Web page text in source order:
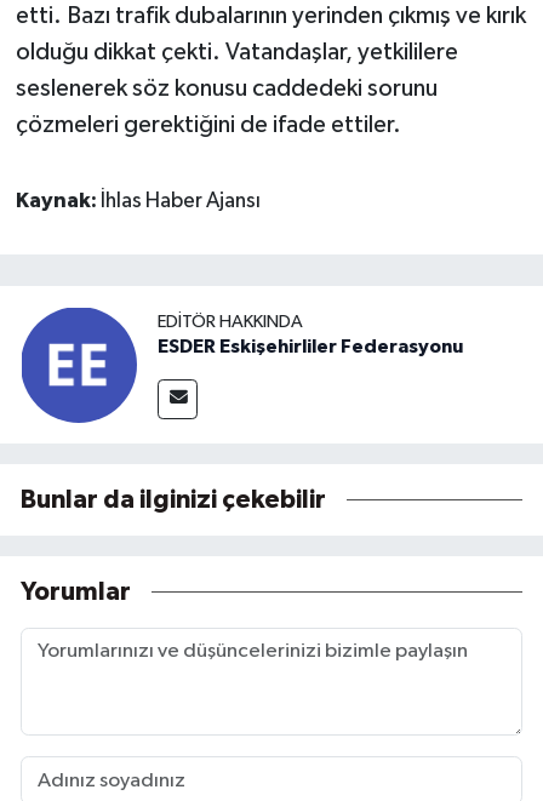
etti. Bazı trafik dubalarının yerinden çıkmış ve kırık
olduğu dikkat çekti. Vatandaşlar, yetkililere
seslenerek söz konusu caddedeki sorunu
çözmeleri gerektiğini de ifade ettiler.
Kaynak: İhlas Haber Ajansı
EDITÖR HAKKINDA
ESDER Eskişehirliler Federasyonu
Bunlar da ilginizi çekebilir
Yorumlar